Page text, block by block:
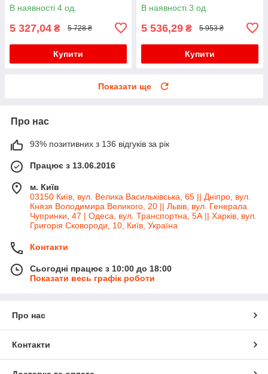
GB SSD/ UHD 605
В наявності 4 од.
5 327,04 ₴ 5 728 ₴
Купити
HDD/ HD 4000
В наявності 3 од.
5 536,29 ₴ 5 953 ₴
Купити
Показати ще
Про нас
93% позитивних з 136 відгуків за рік
Працює з 13.06.2016
м. Київ
03150 Київ, вул. Велика Васильківська, 65 || Дніпро, вул.
Князя Володимира Великого, 20 || Львів, вул. Генерала
Чупринки, 47 | Одеса, вул. Транспортна, 5А || Харків, вул.
Григорія Сковороди, 10, Київ, Україна
Контакти
Сьогодні працює з 10:00 до 18:00
Показати весь графік роботи
Про нас
Контакти